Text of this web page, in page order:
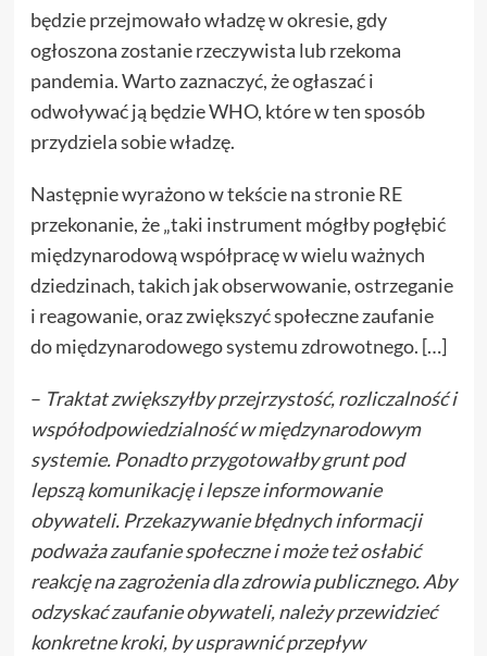
będzie przejmowało władzę w okresie, gdy
ogłoszona zostanie rzeczywista lub rzekoma
pandemia. Warto zaznaczyć, że ogłaszać i
odwoływać ją będzie WHO, które w ten sposób
przydziela sobie władzę.
Następnie wyrażono w tekście na stronie RE
przekonanie, że „taki instrument mógłby pogłębić
międzynarodową współpracę w wielu ważnych
dziedzinach, takich jak obserwowanie, ostrzeganie
i reagowanie, oraz zwiększyć społeczne zaufanie
do międzynarodowego systemu zdrowotnego. […]
– Traktat zwiększyłby przejrzystość, rozliczalność i
współodpowiedzialność w międzynarodowym
systemie. Ponadto przygotowałby grunt pod
lepszą komunikację i lepsze informowanie
obywateli. Przekazywanie błędnych informacji
podważa zaufanie społeczne i może też osłabić
reakcję na zagrożenia dla zdrowia publicznego. Aby
odzyskać zaufanie obywateli, należy przewidzieć
konkretne kroki, by usprawnić przepływ